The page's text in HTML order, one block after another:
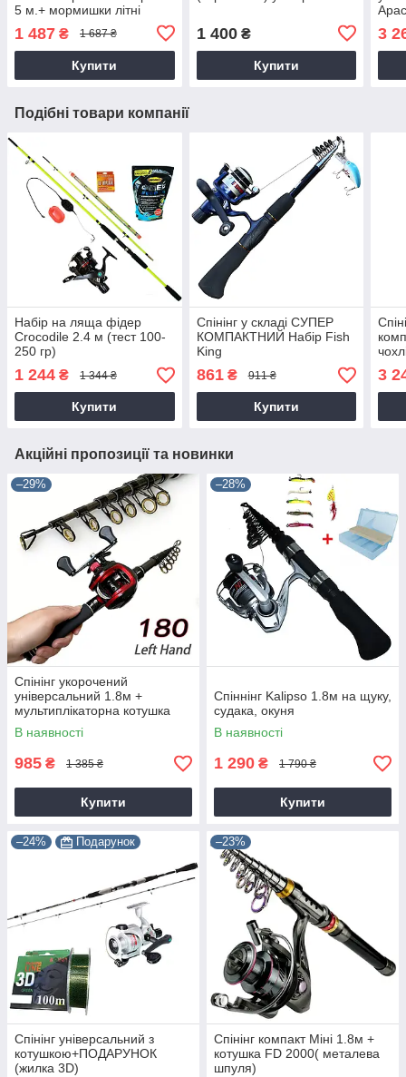
5 м.+ мормишки літні
1 487 ₴ 1 687 ₴
Купити
1 400₴
Купити
3
Подібні товари компанії
Набір на ляща фідер
Сroсоdile 2.4 м (тест 100-
250 гр)
1 244 ₴ 1 344 ₴
Купити
Спінінг у складі СУПЕР
КОМПАКТНИЙ Набір Fish
King
861₴ 911 ₴
Купити
3
Акційні пропозиції та новинки
–29%
Спінінг укорочений
універсальний 1.8м +
мультиплікаторна котушка
В наявності
985 ₴ 1 385 ₴
Купити
–28%
Спіннінг Kalipso 1.8м на щуку,
судака, окуня
В наявності
1 290 ₴ 1 790 ₴
Купити
–24% Подарунок
Спінінг універсальний з
котушкою+ПОДАРУНОК
(жилка 3D)
–23%
Спінінг компакт Міні 1.8м +
котушка FD 2000( металева
шпуля)